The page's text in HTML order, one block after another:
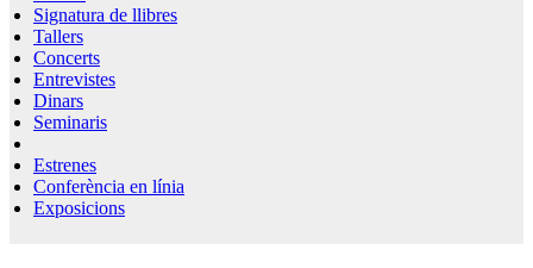
Signatura de llibres
Tallers
Concerts
Entrevistes
Dinars
Seminaris
Estrenes
Conferència en línia
Exposicions